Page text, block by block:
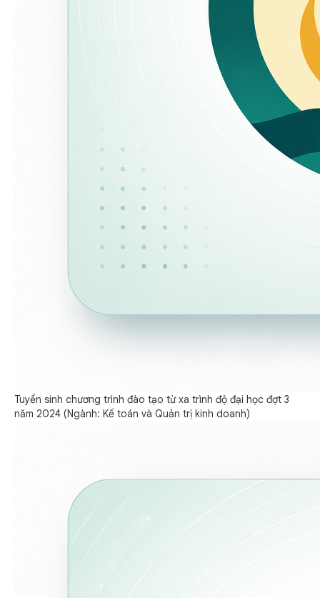
Tuyển sinh chương trình đào tạo từ xa trình độ đại học đợt 3
năm 2024 (Ngành: Kế toán và Quản trị kinh doanh)